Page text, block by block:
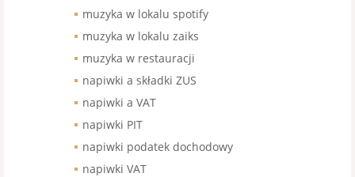
muzyka w lokalu spotify
muzyka w lokalu zaiks
muzyka w restauracji
napiwki a składki ZUS
napiwki a VAT
napiwki PIT
napiwki podatek dochodowy
napiwki VAT